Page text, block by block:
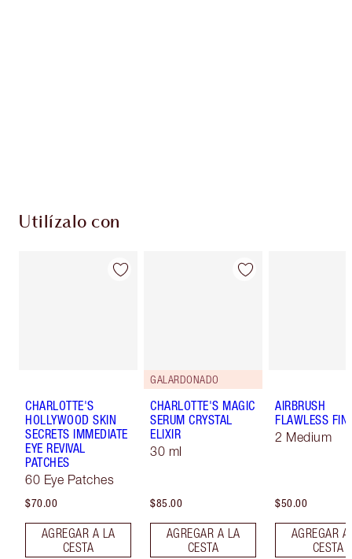
Utilízalo con
CHARLOTTE'S
HOLLYWOOD SKIN
SECRETS IMMEDIATE
EYE REVIVAL
PATCHES
60 Eye Patches
$70.00
AGREGAR A LA
CESTA
GALARDONADO
CHARLOTTE'S MAGIC
SERUM CRYSTAL
ELIXIR
30 ml
$85.00
AGREGAR A LA
CESTA
AIRBRUSH
FLAWLESS
2 Medium
$50.00
AGREGAR
CESTA